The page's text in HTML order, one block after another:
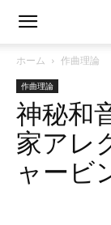
ホーム 作曲理論
作曲理論
神秘和
家アレ
ャービ